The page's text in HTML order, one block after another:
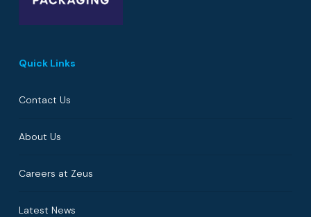
Quick Links
Contact Us
About Us
Careers at Zeus
Latest News